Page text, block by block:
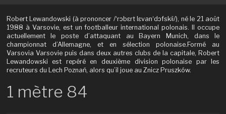
Robert Lewandowski (à prononcer /ˈrɔbɛrt lɛvanˈdɔfskʲi/), né le 21 août
1988 à Varsovie, est un footballeur international polonais. Il occupe
actuellement le poste d’attaquant au Bayern Munich, dans le
championnat d’Allemagne, et en sélection polonaise.Formé au
Varsovia Varsovie puis dans deux autres clubs de la capitale, Robert
Lewandowski est repéré en deuxième division polonaise par les
recruteurs du Lech Poznań, alors qu’il joue au Znicz Pruszków.
1 mètre 84